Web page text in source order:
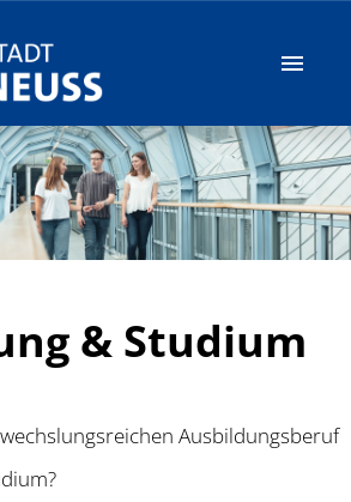
Studium
& Studium
Ausbildungsberuf